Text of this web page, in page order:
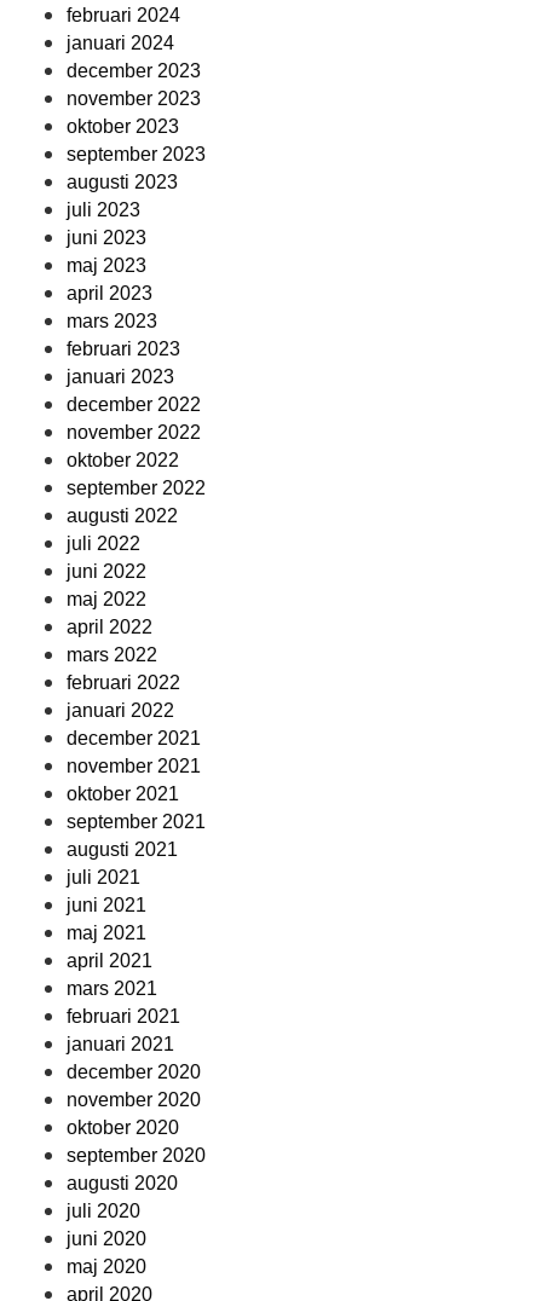
februari 2024
januari 2024
december 2023
november 2023
oktober 2023
september 2023
augusti 2023
juli 2023
juni 2023
maj 2023
april 2023
mars 2023
februari 2023
januari 2023
december 2022
november 2022
oktober 2022
september 2022
augusti 2022
juli 2022
juni 2022
maj 2022
april 2022
mars 2022
februari 2022
januari 2022
december 2021
november 2021
oktober 2021
september 2021
augusti 2021
juli 2021
juni 2021
maj 2021
april 2021
mars 2021
februari 2021
januari 2021
december 2020
november 2020
oktober 2020
september 2020
augusti 2020
juli 2020
juni 2020
maj 2020
april 2020